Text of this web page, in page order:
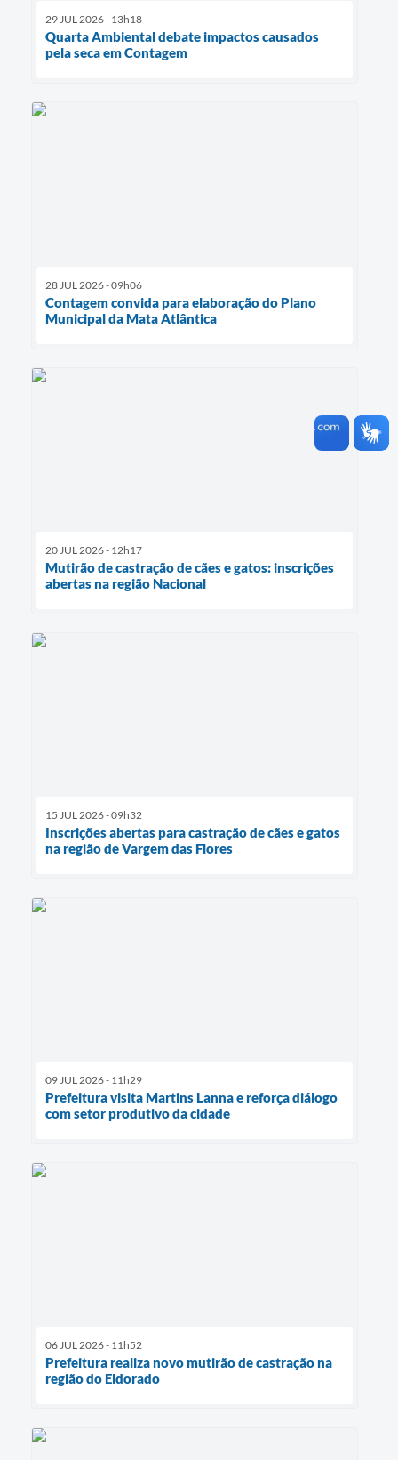
29 JUL 2026 - 13h18
Quarta Ambiental debate impactos causados
pela seca em Contagem
28 JUL 2026 - 09h06
Contagem convida para elaboração do Plano
Municipal da Mata Atlântica
20 JUL 2026 - 12h17
Mutirão de castração de cães e gatos: inscrições
abertas na região Nacional
15 JUL 2026 - 09h32
Inscrições abertas para castração de cães e gatos
na região de Vargem das Flores
09 JUL 2026 - 11h29
Prefeitura visita Martins Lanna e reforça diálogo
com setor produtivo da cidade
06 JUL 2026 - 11h52
Prefeitura realiza novo mutirão de castração na
região do Eldorado